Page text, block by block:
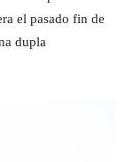
el pasado fin de
dupla